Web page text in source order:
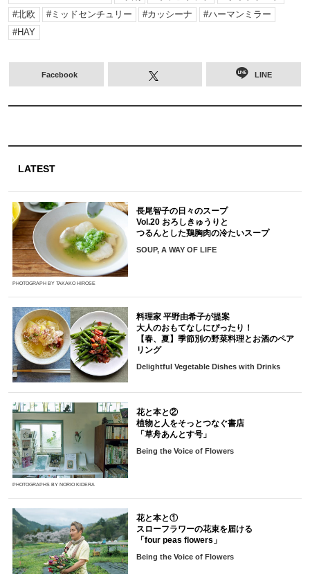
北欧
ミッドセンチュリー カッシーナ
ハーマンミラー
HAY
Facebook LINE
LATEST
PHOTOGRAPH BY TAKAKO HIROSE
長尾智子の日々のスープ
Vol.20 おろしきゅうりと
つるんとした鶏胸肉の冷たいスープ
SOUP, A WAY OF LIFE
料理家 平野由希子が提案
大人のおもてなしにぴったり！
【春、夏】季節別の野菜料理とお酒のペア
リング
Delightful Vegetable Dishes with Drinks
PHOTOGRAPHS BY NORIO KIDERA
花と本と②
植物と人をそっとつなぐ書店
「草舟あんとす号」
Being the Voice of Flowers
花と本と①
スローフラワーの花束を届ける
「four peas flowers」
Being the Voice of Flowers